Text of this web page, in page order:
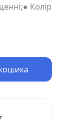
Колір